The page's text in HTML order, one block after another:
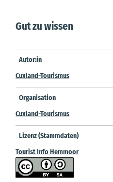
Gut zu wissen
Autor:in
Cuxland-Tourismus
Organisation
Cuxland-Tourismus
Lizenz (Stammdaten)
Tourist Info Hemmoor